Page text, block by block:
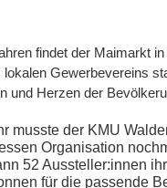
findet der Maimarkt
lokalen Gewerbevereins
und Herzen der
musste der KMU
Organisation
52 Aussteller:innen
für die passende